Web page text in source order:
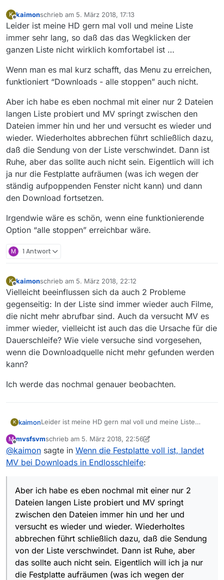
K
Offline
kaimonschrieb am 5. März 2018, 17:13
zuletzt editiert von
Leider ist meine HD gern mal voll und meine Liste
immer sehr lang, so daß das das Wegklicken der
ganzen Liste nicht wirklich komfortabel ist …
Wenn man es mal kurz schafft, das Menu zu erreichen,
funktioniert “Downloads - alle stoppen” auch nicht.
Aber ich habe es eben nochmal mit einer nur 2 Dateien
langen Liste probiert und MV springt zwischen den
Dateien immer hin und her und versucht es wieder und
wieder. Wiederholtes abbrechen führt schließlich dazu,
daß die Sendung von der Liste verschwindet. Dann ist
Ruhe, aber das sollte auch nicht sein. Eigentlich will ich
ja nur die Festplatte aufräumen (was ich wegen der
ständig aufpoppenden Fenster nicht kann) und dann
den Download fortsetzen.
Irgendwie wäre es schön, wenn eine funktionierende
Option “alle stoppen” erreichbar wäre.
M 1 Antwort
K
Offline
kaimonschrieb am 5. März 2018, 22:12
zuletzt editiert von
Vielleicht beeinflussen sich da auch 2 Probleme
gegenseitig: In der Liste sind immer wieder auch Filme,
die nicht mehr abrufbar sind. Auch da versucht MV es
immer wieder, vielleicht ist auch das die Ursache für die
Dauerschleife? Wie viele versuche sind vorgesehen,
wenn die Downloadquelle nicht mehr gefunden werden
kann?
Ich werde das nochmal genauer beobachten.
K kaimonLeider ist meine HD gern mal voll und meine Liste
ganzen Liste nicht wirklich komfortabel ist …
Wenn man es mal kurz schafft, das Menu zu erreichen,
funktioniert “Downloads - alle stoppen” auch nicht.
Aber ich habe es eben nochmal mit einer nur 2 Dateien
wieder. Wiederholtes abbrechen führt schließlich dazu,
daß die Sendung von der Liste verschwindet. Dann ist
Ruhe, aber das sollte auch nicht sein. Eigentlich will ich
ja nur die Festplatte aufräumen (was ich wegen der
ständig aufpoppenden Fenster nicht kann) und dann
den Download fortsetzen.
Option “alle stoppen” erreichbar wäre.
M
Offline
mvsfsvmschrieb am 5. März 2018, 22:56
zuletzt editiert von mvsfsvm3. Mai 2018, 23:57
@kaimon sagte in Wenn die Festplatte voll ist, landet
MV bei Downloads in Endlosschleife:
Aber ich habe es eben nochmal mit einer nur 2
Dateien langen Liste probiert und MV springt
zwischen den Dateien immer hin und her und
versucht es wieder und wieder. Wiederholtes
abbrechen führt schließlich dazu, daß die Sendung
von der Liste verschwindet. Dann ist Ruhe, aber
das sollte auch nicht sein. Eigentlich will ich ja nur
die Festplatte aufräumen (was ich wegen der